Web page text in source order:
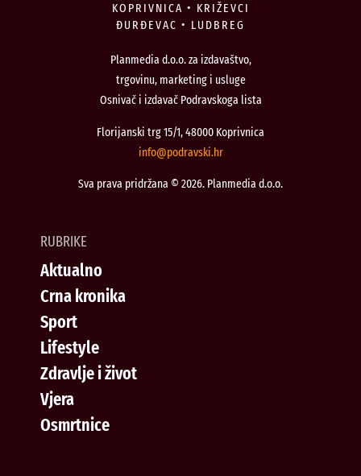
KOPRIVNICA • KRIŽEVCI
ĐURĐEVAC • LUDBREG
Planmedia d.o.o. za izdavaštvo,
trgovinu, marketing i usluge
Osnivač i izdavač Podravskoga lista
Florijanski trg 15/1, 48000 Koprivnica
rh.iksvardop
@ofni
Sva prava pridržana © 2026. Planmedia d.o.o.
RUBRIKE
Aktualno
Crna kronika
Sport
Lifestyle
Zdravlje i život
Vjera
Osmrtnice